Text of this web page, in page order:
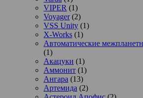
VIPER (1)
Voyager(2)
VSS Unity (1)
X-Works (1)
Автоматические
(1)
Акацуки (1)
Аммонит (1)
Ангара (13)
Артемида (2)